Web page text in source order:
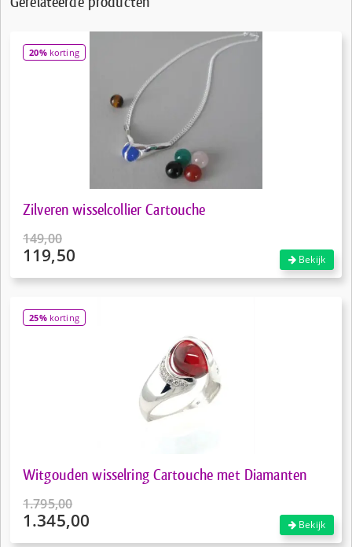
20%korting
Zilveren wisselcollier Cartouche
149,00
Oorspronkelijke
119,50
is:
€119,50.
Bekijk
25%korting
Witgouden wisselring Cartouche met Diamanten
1.795,00
Oorspronkelijke
1.345,00 Bekijk